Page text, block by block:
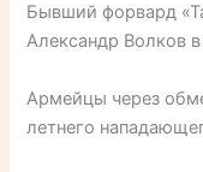
Бывший форвард
Александр Волков
Армейцы через
летнего